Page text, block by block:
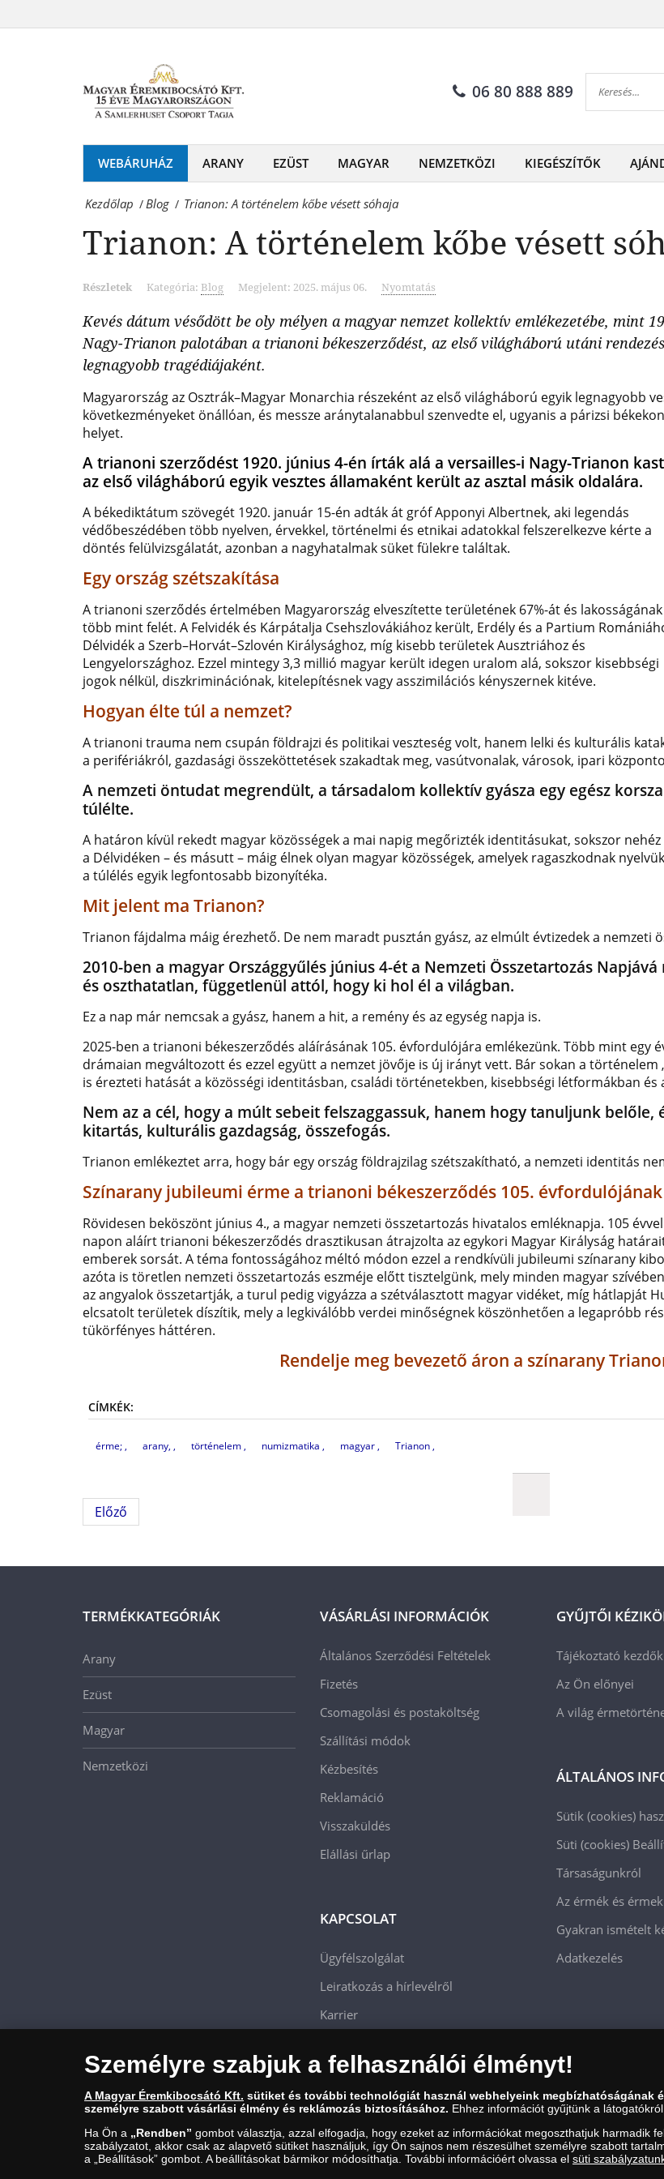
kőbe
sóhaja
Magyar
Éremkibocsátó
Kft.
és
emlékérmek
forgalmazója!
06 80 888 889
WEBÁRUHÁZ ARANY EZÜST MAGYAR NEMZETKÖZI KIEGÉSZÍTŐK
Kezdőlap /Blog / Trianon: A történelem kőbe vésett sóhaja
Trianon: A történelem kőbe vésett
Részletek Kategória: Blog Megjelent: 2025. május 06. Nyomtatás
Kevés dátum vésődött be oly mélyen a magyar nemzet kollektív emlékezetébe, mint
Nagy-Trianon palotában a trianoni békeszerződést, az első világháború utáni
legnagyobb tragédiájaként.
Magyarország az Osztrák–Magyar Monarchia részeként az első világháború egyik legnagyobb
következményeket önállóan, és messze aránytalanabbul szenvedte el, ugyanis a párizsi
helyet.
A trianoni szerződést 1920. június 4-én írták alá a versailles-i Nagy-Trianon
az első világháború egyik vesztes államaként került az asztal másik oldalára.
A békediktátum szövegét 1920. január 15-én adták át gróf Apponyi Albertnek, aki legendás
védőbeszédében több nyelven, érvekkel, történelmi és etnikai adatokkal felszerelkezve kérte a
döntés felülvizsgálatát, azonban a nagyhatalmak süket fülekre találtak.
Egy ország szétszakítása
A trianoni szerződés értelmében Magyarország elveszítette területének 67%-át és lakosságának
több mint felét. A Felvidék és Kárpátalja Csehszlovákiához került, Erdély és a Partium
Délvidék a Szerb–Horvát–Szlovén Királysághoz, míg kisebb területek Ausztriához és
Lengyelországhoz. Ezzel mintegy 3,3 millió magyar került idegen uralom alá, sokszor kisebbségi
jogok nélkül, diszkriminációnak, kitelepítésnek vagy asszimilációs kényszernek kitéve.
Hogyan élte túl a nemzet?
A trianoni trauma nem csupán földrajzi és politikai veszteség volt, hanem lelki és kulturális
a perifériákról, gazdasági összeköttetések szakadtak meg, vasútvonalak, városok, ipari
A nemzeti öntudat megrendült, a társadalom kollektív gyásza egy egész
túlélte.
A határon kívül rekedt magyar közösségek a mai napig megőrizték identitásukat, sokszor
a Délvidéken – és másutt – máig élnek olyan magyar közösségek, amelyek ragaszkodnak
a túlélés egyik legfontosabb bizonyítéka.
Mit jelent ma Trianon?
Trianon fájdalma máig érezhető. De nem maradt pusztán gyász, az elmúlt évtizedek a nemzeti
2010-ben a magyar Országgyűlés június 4-ét a Nemzeti Összetartozás
és oszthatatlan, függetlenül attól, hogy ki hol él a világban.
Ez a nap már nemcsak a gyász, hanem a hit, a remény és az egység napja is.
2025-ben a trianoni békeszerződés aláírásának 105. évfordulójára emlékezünk. Több mint egy
drámaian megváltozott és ezzel együtt a nemzet jövője is új irányt vett. Bár sokan a történelem
is érezteti hatását a közösségi identitásban, családi történetekben, kisebbségi létformákban
Nem az a cél, hogy a múlt sebeit felszaggassuk, hanem hogy tanuljunk belőle,
kitartás, kulturális gazdagság, összefogás.
Trianon emlékeztet arra, hogy bár egy ország földrajzilag szétszakítható, a nemzeti identitás
Színarany jubileumi érme a trianoni békeszerződés 105.
Rövidesen beköszönt június 4., a magyar nemzeti összetartozás hivatalos emléknapja. 105
napon aláírt trianoni békeszerződés drasztikusan átrajzolta az egykori Magyar Királyság
emberek sorsát. A téma fontosságához méltó módon ezzel a rendkívüli jubileumi színarany
azóta is töretlen nemzeti összetartozás eszméje előtt tisztelgünk, mely minden magyar
az angyalok összetartják, a turul pedig vigyázza a szétválasztott magyar vidéket, míg hátlapját
elcsatolt területek díszítik, mely a legkiválóbb verdei minőségnek köszönhetően a legapróbb
tükörfényes háttéren.
Rendelje meg bevezető áron a színarany
CÍMKÉK:
érme; arany, történelem numizmatika magyar Trianon
Előző
TERMÉKKATEGÓRIÁK
Arany
Ezüst
Magyar
Nemzetközi
VÁSÁRLÁSI INFORMÁCIÓK
Általános Szerződési Feltételek
Fizetés
Csomagolási és postaköltség
Szállítási módok
Kézbesítés
Reklamáció
Visszaküldés
Elállási űrlap
KAPCSOLAT
Ügyfélszolgálat
Leiratkozás a hírlevélről
Karrier
GYŰJTŐI
Tájékoztató
Az Ön előnyei
A világ
ÁLTALÁNOS
Sütik (cookies)
Süti (cookies)
Társaságunkról
Az érmék és
Gyakran ismételt
Adatkezelés
forgalmazója!
Személyre szabjuk a felhasználói élményt!
A Magyar Éremkibocsátó Kft. sütiket és további technológiát használ webhelyeink megbízhatóságának
személyre szabott vásárlási élmény és reklámozás biztosításához. Ehhez információt gyűjtünk a
Ha Ön a „Rendben” gombot választja, azzal elfogadja, hogy ezeket az információkat megoszthatjuk harmadik
szabályzatot, akkor csak az alapvető sütiket használjuk, így Ön sajnos nem részesülhet személyre szabott
a „Beállítások” gombot. A beállításokat bármikor módosíthatja. További információért olvassa el süti